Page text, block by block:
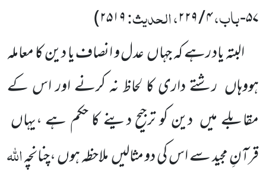
۵۷-باب،۴/۲۲۹، الحدیث:۲۵۱۹)
البتہ یاد رہے کہ جہاںعدل و انصاف یا دین کا معاملہ
ہووہاں رشتے داری کا لحاظ نہ کرنے اور اس کے
مقابلے میں دین کو ترجیح دینے کا حکم ہے ،یہاں
قرآنِ مجید سے اس کی دو مثالیںملاحظہ ہوں ،چنانچہاللہ